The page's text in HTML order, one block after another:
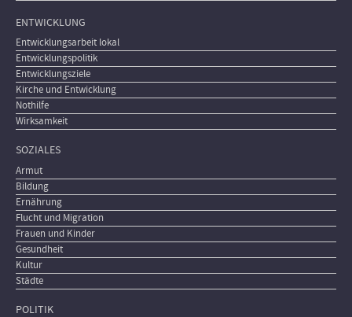
ENTWICKLUNG
Entwicklungsarbeit lokal
Entwicklungspolitik
Entwicklungsziele
Kirche und Entwicklung
Nothilfe
Wirksamkeit
SOZIALES
Armut
Bildung
Ernährung
Flucht und Migration
Frauen und Kinder
Gesundheit
Kultur
Städte
POLITIK